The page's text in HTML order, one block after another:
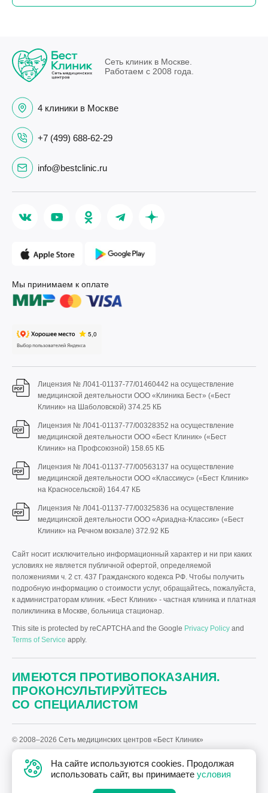
После проведённого лечения и
слабость и постоянные скачки
давления. Очень благодарен Анне
Сергеевне за профессионализм,
она действительно докопалась до
причины проблемы, которую долго
никто не мог найти.
сахара по
Сеть клиник в Москве.
Работаем с 2008 года.
4 клиники в Москве
+7 (499) 688-62-29
info@bestclinic.ru
Мы принимаем к оплате
Лицензия № Л041-01137-77/01460442 на осуществление
медицинской деятельности ООО «Клиника Бест» («Бест
Клиник» на Шаболовской) 374.25 КБ
Лицензия № Л041-01137-77/00328352 на осуществление
медицинской деятельности ООО «Бест Клиник» («Бест
Клиник» на Профсоюзной) 158.65 КБ
Лицензия № Л041-01137-77/00563137 на осуществление
медицинской деятельности ООО «Классикус» («Бест Клиник»
на Красносельской) 164.47 КБ
Лицензия № Л041-01137-77/00325836 на осуществление
медицинской деятельности ООО «Ариадна-Классик» («Бест
Клиник» на Речном вокзале) 372.92 КБ
Сайт носит исключительно информационный характер и ни при каких
условиях не является публичной офертой, определяемой
положениями ч. 2 ст. 437 Гражданского кодекса РФ. Чтобы получить
подробную информацию о стоимости услуг, обращайтесь, пожалуйста,
к администраторам клиник. «Бест Клиник» - частная клиника и платная
поликлиника в Москве, больница стационар.
This site is protected by reCAPTCHA and the Google Privacy Policy and
Terms of Service apply.
ИМЕЮТСЯ ПРОТИВОПОКАЗАНИЯ.
ПРОКОНСУЛЬТИРУЙТЕСЬ
СО СПЕЦИАЛИСТОМ
© 2008–2026 Сеть медицинских центров «Бест Клиник»
Политика «Бест Клиник» в отношении обработки персональных
данных.
разработка сайта—Текарт.
На сайте используются cookies. Продолжая
использовать сайт, вы принимаете условия